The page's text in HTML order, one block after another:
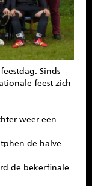
Sinds
feest zich
weer een
de halve
de bekerfinale